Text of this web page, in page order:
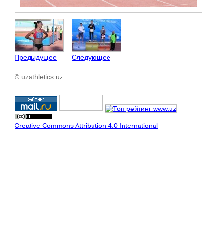
Предыдущее Следующее
© uzathletics.uz
Creative Commons Attribution 4.0 International